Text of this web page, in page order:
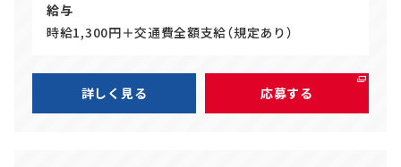
SHARE
給与
時給1,300円＋交通費全額支給（規定あり）
詳しく見る 応募する